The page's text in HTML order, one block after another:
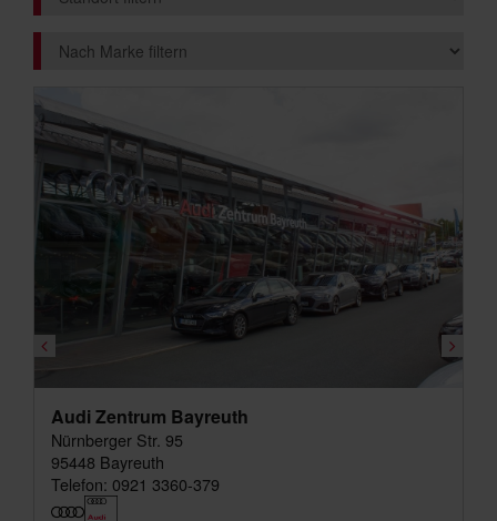
Audi Zentrum Bayreuth
Nürnberger Str. 95
95448 Bayreuth
Telefon: 0921 3360-379